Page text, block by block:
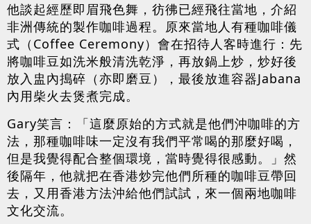
他談起經歷即眉飛色舞，彷彿已經飛往當地，介紹
非洲傳統的製作咖啡過程。原來當地人有種咖啡儀
式（Coffee Ceremony）會在招待人客時進行：先
將咖啡豆如洗米般清洗乾淨，再放鍋上炒，炒好後
放入盅內搗碎（亦即磨豆），最後放進容器Jabana
內用柴火去煲煮完成。
Gary笑言：「這麼原始的方式就是他們沖咖啡的方
法，那種咖啡味一定沒有我們平常喝的那麼好喝，
但是我覺得配合整個環境，當時覺得很感動。」然
後隔年，他就把在香港炒完他們所種的咖啡豆帶回
去，又用香港方法沖給他們試試，來一個兩地咖啡
文化交流。